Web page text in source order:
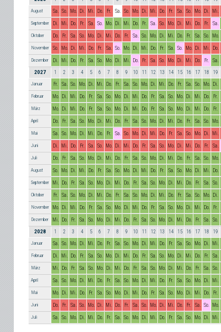
August Sa. So. Mo. Di. Mi. Do. Fr. Sa. So. Mo. Di. Mi. Do. Fr. Sa. So. Mo. Di. Mi.
September Di. Mi. Do. Fr. Sa. So. Mo. Di. Mi. Do. Fr. Sa. So. Mo. Di. Mi. Do. Fr. Sa.
Oktober Do. Fr. Sa. So. Mo. Di. Mi. Do. Fr. Sa. So. Mo. Di. Mi. Do. Fr. Sa. So. Mo.
November So. Mo. Di. Mi. Do. Fr. Sa. So. Mo. Di. Mi. Do. Fr. Sa. So. Mo. Di. Mi. Do.
Dezember Di. Mi. Do. Fr. Sa. So. Mo. Di. Mi. Do. Fr. Sa. So. Mo. Di. Mi. Do. Fr. Sa.
2027 1 2 3 4 5 6 7 8 9 10 11 12 13 14 15 16 17 18 19
Januar Fr. Sa. So. Mo. Di. Mi. Do. Fr. Sa. So. Mo. Di. Mi. Do. Fr. Sa. So. Mo. Di.
Februar Mo. Di. Mi. Do. Fr. Sa. So. Mo. Di. Mi. Do. Fr. Sa. So. Mo. Di. Mi. Do. Fr.
März Mo. Di. Mi. Do. Fr. Sa. So. Mo. Di. Mi. Do. Fr. Sa. So. Mo. Di. Mi. Do. Fr.
April Do. Fr. Sa. So. Mo. Di. Mi. Do. Fr. Sa. So. Mo. Di. Mi. Do. Fr. Sa. So. Mo.
Mai Sa. So. Mo. Di. Mi. Do. Fr. Sa. So. Mo. Di. Mi. Do. Fr. Sa. So. Mo. Di. Mi.
Juni Di. Mi. Do. Fr. Sa. So. Mo. Di. Mi. Do. Fr. Sa. So. Mo. Di. Mi. Do. Fr. Sa.
Juli Do. Fr. Sa. So. Mo. Di. Mi. Do. Fr. Sa. So. Mo. Di. Mi. Do. Fr. Sa. So. Mo.
August So. Mo. Di. Mi. Do. Fr. Sa. So. Mo. Di. Mi. Do. Fr. Sa. So. Mo. Di. Mi. Do.
September Mi. Do. Fr. Sa. So. Mo. Di. Mi. Do. Fr. Sa. So. Mo. Di. Mi. Do. Fr. Sa. So.
Oktober Fr. Sa. So. Mo. Di. Mi. Do. Fr. Sa. So. Mo. Di. Mi. Do. Fr. Sa. So. Mo. Di.
November Mo. Di. Mi. Do. Fr. Sa. So. Mo. Di. Mi. Do. Fr. Sa. So. Mo. Di. Mi. Do. Fr.
Dezember Mi. Do. Fr. Sa. So. Mo. Di. Mi. Do. Fr. Sa. So. Mo. Di. Mi. Do. Fr. Sa. So.
2028 1 2 3 4 5 6 7 8 9 10 11 12 13 14 15 16 17 18 19
Januar Sa. So. Mo. Di. Mi. Do. Fr. Sa. So. Mo. Di. Mi. Do. Fr. Sa. So. Mo. Di. Mi.
Februar Di. Mi. Do. Fr. Sa. So. Mo. Di. Mi. Do. Fr. Sa. So. Mo. Di. Mi. Do. Fr. Sa.
März Mi. Do. Fr. Sa. So. Mo. Di. Mi. Do. Fr. Sa. So. Mo. Di. Mi. Do. Fr. Sa. So.
April Sa. So. Mo. Di. Mi. Do. Fr. Sa. So. Mo. Di. Mi. Do. Fr. Sa. So. Mo. Di. Mi.
Mai Mo. Di. Mi. Do. Fr. Sa. So. Mo. Di. Mi. Do. Fr. Sa. So. Mo. Di. Mi. Do. Fr.
Juni Do. Fr. Sa. So. Mo. Di. Mi. Do. Fr. Sa. So. Mo. Di. Mi. Do. Fr. Sa. So. Mo.
Juli Sa. So. Mo. Di. Mi. Do. Fr. Sa. So. Mo. Di. Mi. Do. Fr. Sa. So. Mo. Di. Mi.